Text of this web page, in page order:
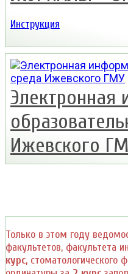
Инструкция
Электронная
Ижевского
Только в этом году
факультетов, факультета
курс, стоматологического